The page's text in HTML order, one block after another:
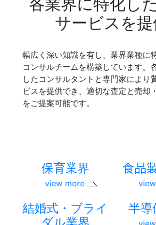
サービスを
幅広く深い知識を有し、業界業種に
コンサルチームを構築しています。
したコンサルタントと専門家により
ビスを提供でき、適切な査定と売却
をご提案可能です。
保育業界
view more
食品
結婚式・ブライ
ダル業界
半導